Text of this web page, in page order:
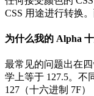
CSS 用途进行转换
为什么我的 Alpha
最常见的问题出在
学上等于 127.5。不
127（十六进制 7F